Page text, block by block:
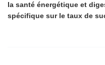
la santé énergétique et
spécifique sur le taux de